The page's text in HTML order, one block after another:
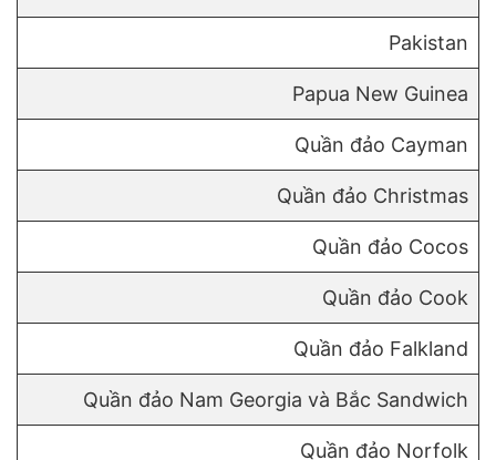
Pakistan
Papua New Guinea
Quần đảo Cayman
Quần đảo Christmas
Quần đảo Cocos
Quần đảo Cook
Quần đảo Falkland
Quần đảo Nam Georgia và Bắc Sandwich
Quần đảo Norfolk